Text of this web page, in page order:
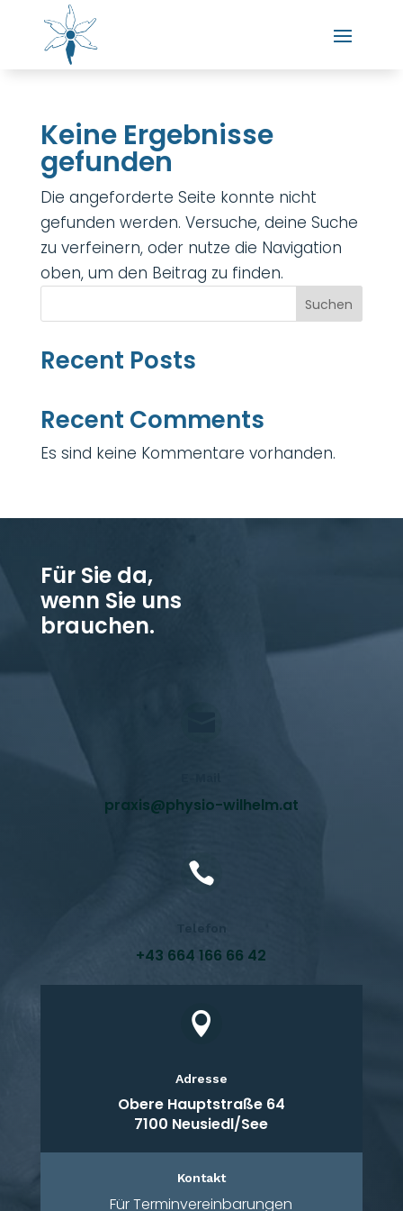
Keine Ergebnisse
gefunden
Die angeforderte Seite konnte nicht
gefunden werden. Versuche, deine Suche
zu verfeinern, oder nutze die Navigation
oben, um den Beitrag zu finden.
Suchen
Recent Posts
Recent Comments
Es sind keine Kommentare vorhanden.
Für Sie da,
wenn Sie uns
brauchen.
praxis@physio-wilhelm.at

Telefon
+43 664 166 66 42

Adresse
Obere Hauptstraße 64
7100 Neusiedl/See
Kontakt
Für Terminvereinbarungen